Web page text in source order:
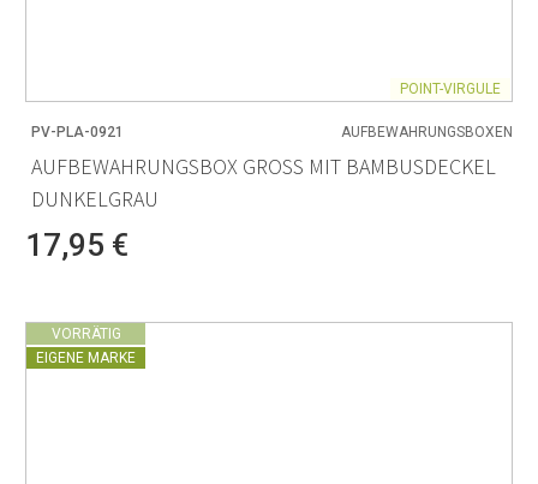
POINT-VIRGULE
PV-PLA-0921 AUFBEWAHRUNGSBOXEN
AUFBEWAHRUNGSBOX GROSS MIT BAMBUSDECKEL D
UNKELGRAU
17,95 €
VORRÄTIG
EIGENE MARKE